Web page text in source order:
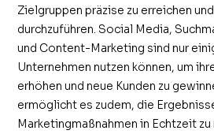
Zielgruppen präzise zu erreichen
durchzuführen. Social Media,
und Content-Marketing sind nur
Unternehmen nutzen können, um
erhöhen und neue Kunden zu
ermöglicht es zudem, die
Marketingmaßnahmen in Echtzeit zu